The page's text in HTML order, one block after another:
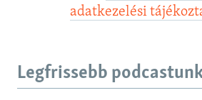
adatkezelési
Legfrissebb